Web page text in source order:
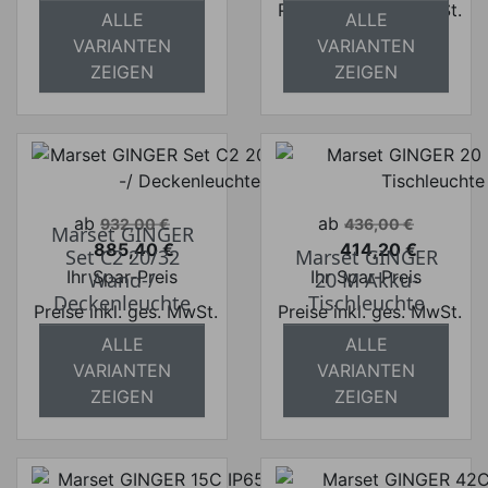
absolut
versandkostenfrei
ALLE
VARIANTEN
ZEIGEN
Preise inkl. ges. MwSt.
absolut
versandkostenfrei
ALLE
VARIANTEN
ZEIGEN
Verkaufspreis
ab 932,00 €
Preis
885,40 €
Ihr Spar-Preis
Preise inkl. ges. MwSt.
absolut
versandkostenfrei
Marset GINGER
Set C2 20/32
Wand-/
Deckenleuchte
ALLE
VARIANTEN
ZEIGEN
Verkaufspreis
ab 436,00 €
Preis
414,20 €
Ihr Spar-Preis
Preise inkl. ges. MwSt.
absolut
versandkostenfrei
Marset GINGER
20 M Akku-
Tischleuchte
ALLE
VARIANTEN
ZEIGEN